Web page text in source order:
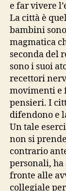
e far vivere
La città è
bambini
magmatica
seconda del
sono i suoi
recettori
movimenti e
pensieri. I
difendono e
Un tale
non si
contrario
personali, ha
fronte alle
collegiale